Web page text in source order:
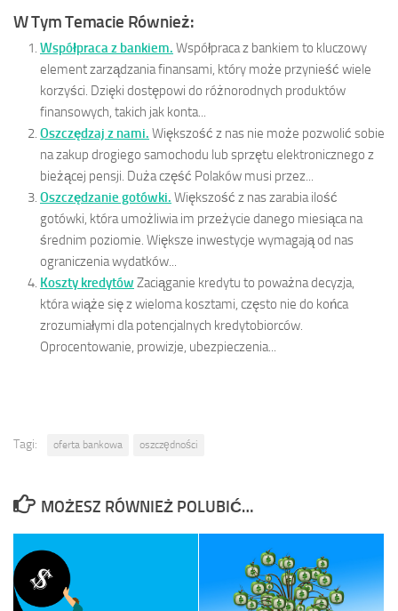
W Tym Temacie Również:
Współpraca z bankiem. Współpraca z bankiem to kluczowy
element zarządzania finansami, który może przynieść wiele
korzyści. Dzięki dostępowi do różnorodnych produktów
finansowych, takich jak konta...
Oszczędzaj z nami. Większość z nas nie może pozwolić sobie
na zakup drogiego samochodu lub sprzętu elektronicznego z
bieżącej pensji. Duża część Polaków musi przez...
Oszczędzanie gotówki. Większość z nas zarabia ilość
gotówki, która umożliwia im przeżycie danego miesiąca na
średnim poziomie. Większe inwestycje wymagają od nas
ograniczenia wydatków...
Koszty kredytów Zaciąganie kredytu to poważna decyzja,
która wiąże się z wieloma kosztami, często nie do końca
zrozumiałymi dla potencjalnych kredytobiorców.
Oprocentowanie, prowizje, ubezpieczenia...
Tagi: oferta bankowa oszczędności
MOŻESZ RÓWNIEŻ POLUBIĆ…